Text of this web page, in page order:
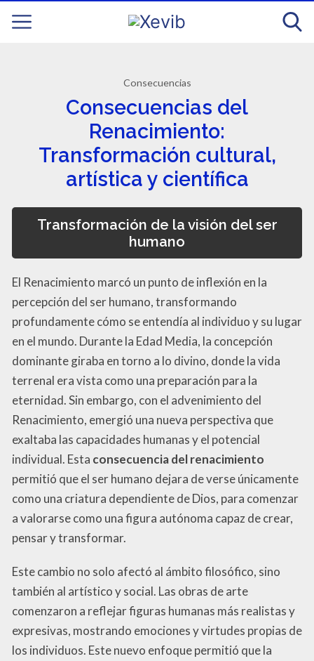
Consecuencias
Consecuencias del
Renacimiento:
Transformación cultural,
artística y científica
Transformación de la visión del ser
humano
El Renacimiento marcó un punto de inflexión en la
percepción del ser humano, transformando
profundamente cómo se entendía al individuo y su lugar
en el mundo. Durante la Edad Media, la concepción
dominante giraba en torno a lo divino, donde la vida
terrenal era vista como una preparación para la
eternidad. Sin embargo, con el advenimiento del
Renacimiento, emergió una nueva perspectiva que
exaltaba las capacidades humanas y el potencial
individual. Esta consecuencia del renacimiento
permitió que el ser humano dejara de verse únicamente
como una criatura dependiente de Dios, para comenzar
a valorarse como una figura autónoma capaz de crear,
pensar y transformar.
Este cambio no solo afectó al ámbito filosófico, sino
también al artístico y social. Las obras de arte
comenzaron a reflejar figuras humanas más realistas y
expresivas, mostrando emociones y virtudes propias de
los individuos. Este nuevo enfoque permitió que la